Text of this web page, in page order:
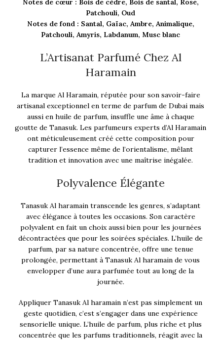
Notes de cœur : Bois de cèdre, Bois de santal, Rose,
Patchouli, Oud
Notes de fond : Santal, Gaïac, Ambre, Animalique,
Patchouli, Amyris, Labdanum, Musc blanc
L’Artisanat Parfumé Chez Al
Haramain
La marque Al Haramain, réputée pour son savoir-faire
artisanal exceptionnel en terme de parfum de Dubai mais
aussi en huile de parfum, insuffle une âme à chaque
goutte de Tanasuk. Les parfumeurs experts d’Al Haramain
ont méticuleusement créé cette composition pour
capturer l’essence même de l’orientalisme, mêlant
tradition et innovation avec une maîtrise inégalée.
Polyvalence Élégante
Tanasuk Al haramain transcende les genres, s’adaptant
avec élégance à toutes les occasions. Son caractère
polyvalent en fait un choix aussi bien pour les journées
décontractées que pour les soirées spéciales. L’huile de
parfum, par sa nature concentrée, offre une tenue
prolongée, permettant à Tanasuk Al haramain de vous
envelopper d’une aura parfumée tout au long de la
journée.
Appliquer Tanasuk Al haramain n’est pas simplement un
geste quotidien, c’est s’engager dans une expérience
sensorielle unique. L’huile de parfum, plus riche et plus
concentrée que les parfums traditionnels, réagit avec la